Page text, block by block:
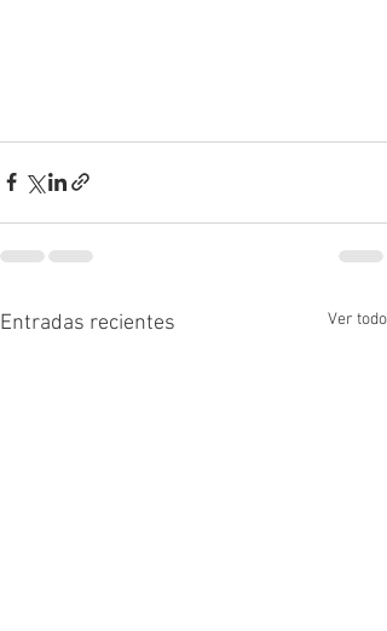
Entradas recientes Ver todo